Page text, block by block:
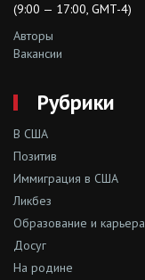
(9:00 — 17:00, GMT-4)
Авторы
Вакансии
Рубрики
В США
Позитив
Иммиграция в США
Ликбез
Образование и карьера
Досуг
На родине